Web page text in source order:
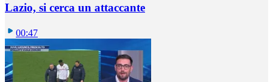
Lazio, si cerca un attaccante
00:47